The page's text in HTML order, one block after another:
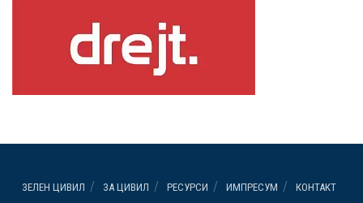
ЗЕЛЕН ЦИВИЛ ЗА ЦИВИЛ РЕСУРСИ ИМПРЕСУМ КОНТАКТ